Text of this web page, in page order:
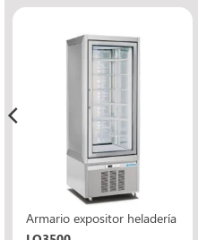
Armario expositor heladería